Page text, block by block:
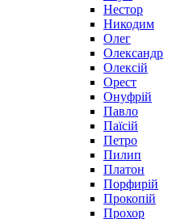
Нестор
Никодим
Олег
Олександр
Олексій
Орест
Онуфрій
Павло
Паїсій
Петро
Пилип
Платон
Порфирій
Прокопій
Прохор